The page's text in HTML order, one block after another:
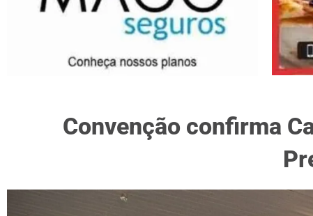
Convenção confirma